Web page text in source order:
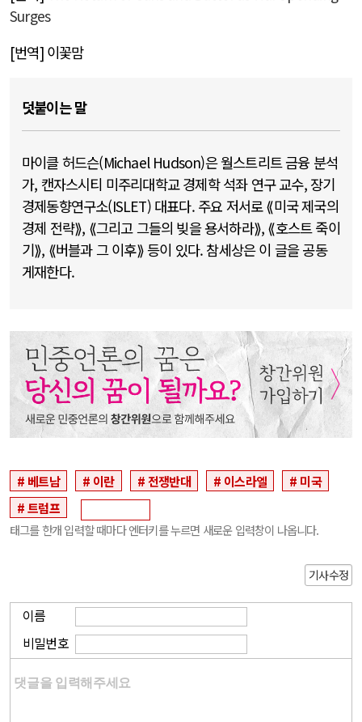
Surges
[번역] 이꽃맘
덧붙이는 말
마이클 허드슨(Michael Hudson)은 월스트리트 금융 분석
가, 캔자스시티 미주리대학교 경제학 석좌 연구 교수, 장기
경제동향연구소(ISLET) 대표다. 주요 저서로 ⟪미국 제국의
경제 전략⟫, ⟪그리고 그들의 빚을 용서하라⟫, ⟪호스트 죽이
기⟫, ⟪버블과 그 이후⟫ 등이 있다. 참세상은 이 글을 공동
게재한다.
베트남 이란 전쟁반대 이스라엘
미국
트럼프
태그를 한개 입력할 때마다 엔터키를 누르면 새로운 입력창이 나옵니다.
기사수정
이름
비밀번호